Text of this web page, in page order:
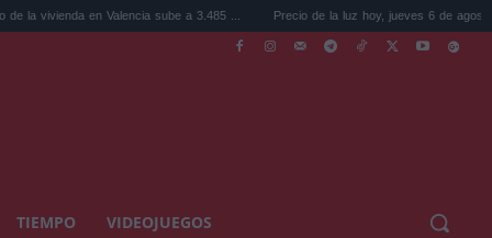
en Valencia sube a 3.485 ... Precio de la luz hoy, jueves 6 de agosto: la hora
TIEMPO VIDEOJUEGOS